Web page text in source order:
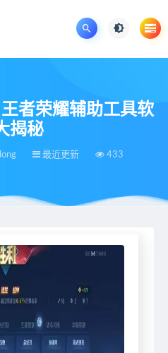
者荣耀辅助工具软
揭秘
最近更新 433
新 >掌握胜局的关键！王者荣耀辅助工具软件大揭秘